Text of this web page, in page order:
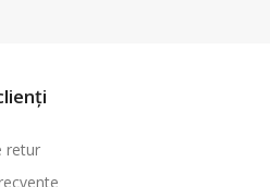
retur